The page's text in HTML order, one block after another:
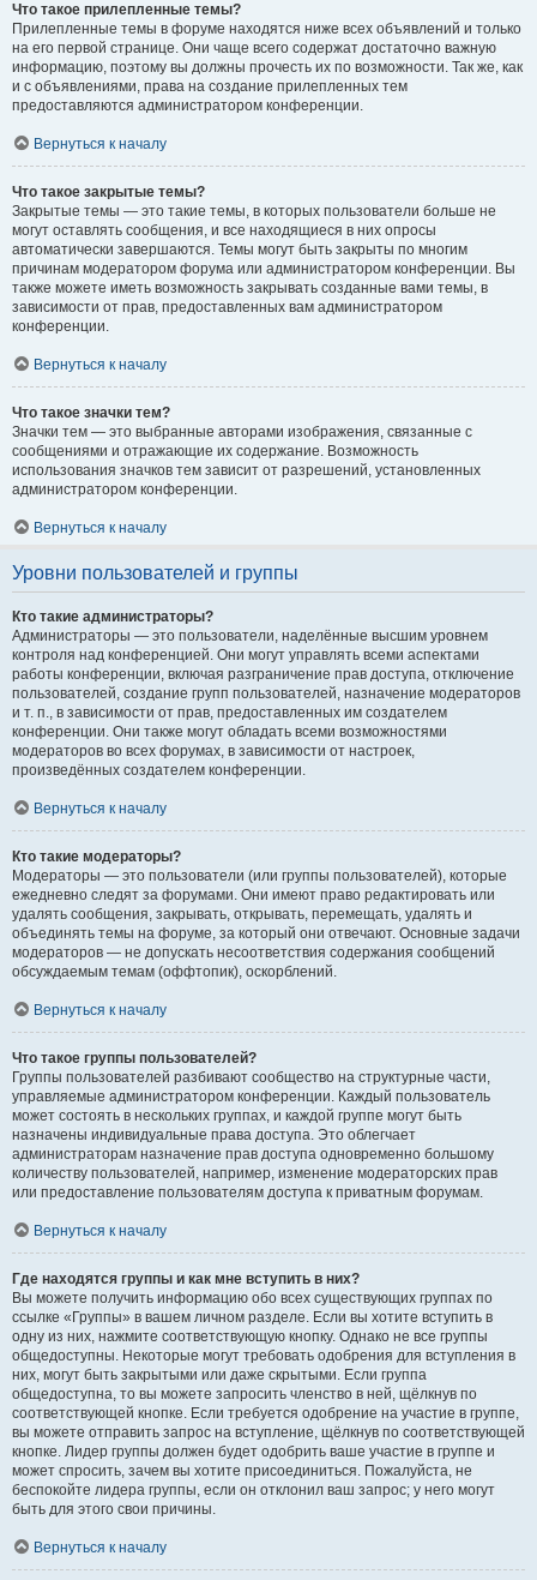
Что такое прилепленные темы?
Прилепленные темы в форуме находятся ниже всех объявлений и только
на его первой странице. Они чаще всего содержат достаточно важную
информацию, поэтому вы должны прочесть их по возможности. Так же, как
и с объявлениями, права на создание прилепленных тем
предоставляются администратором конференции.
Вернуться к началу
Что такое закрытые темы?
Закрытые темы — это такие темы, в которых пользователи больше не
могут оставлять сообщения, и все находящиеся в них опросы
автоматически завершаются. Темы могут быть закрыты по многим
причинам модератором форума или администратором конференции. Вы
также можете иметь возможность закрывать созданные вами темы, в
зависимости от прав, предоставленных вам администратором
конференции.
Вернуться к началу
Что такое значки тем?
Значки тем — это выбранные авторами изображения, связанные с
сообщениями и отражающие их содержание. Возможность
использования значков тем зависит от разрешений, установленных
администратором конференции.
Вернуться к началу
Уровни пользователей и группы
Кто такие администраторы?
Администраторы — это пользователи, наделённые высшим уровнем
контроля над конференцией. Они могут управлять всеми аспектами
работы конференции, включая разграничение прав доступа, отключение
пользователей, создание групп пользователей, назначение модераторов
и т. п., в зависимости от прав, предоставленных им создателем
конференции. Они также могут обладать всеми возможностями
модераторов во всех форумах, в зависимости от настроек,
произведённых создателем конференции.
Вернуться к началу
Кто такие модераторы?
Модераторы — это пользователи (или группы пользователей), которые
ежедневно следят за форумами. Они имеют право редактировать или
удалять сообщения, закрывать, открывать, перемещать, удалять и
объединять темы на форуме, за который они отвечают. Основные задачи
модераторов — не допускать несоответствия содержания сообщений
обсуждаемым темам (оффтопик), оскорблений.
Вернуться к началу
Что такое группы пользователей?
Группы пользователей разбивают сообщество на структурные части,
управляемые администратором конференции. Каждый пользователь
может состоять в нескольких группах, и каждой группе могут быть
назначены индивидуальные права доступа. Это облегчает
администраторам назначение прав доступа одновременно большому
количеству пользователей, например, изменение модераторских прав
или предоставление пользователям доступа к приватным форумам.
Вернуться к началу
Где находятся группы и как мне вступить в них?
Вы можете получить информацию обо всех существующих группах по
ссылке «Группы» в вашем личном разделе. Если вы хотите вступить в
одну из них, нажмите соответствующую кнопку. Однако не все группы
общедоступны. Некоторые могут требовать одобрения для вступления в
них, могут быть закрытыми или даже скрытыми. Если группа
общедоступна, то вы можете запросить членство в ней, щёлкнув по
соответствующей кнопке. Если требуется одобрение на участие в группе,
вы можете отправить запрос на вступление, щёлкнув по соответствующей
кнопке. Лидер группы должен будет одобрить ваше участие в группе и
может спросить, зачем вы хотите присоединиться. Пожалуйста, не
беспокойте лидера группы, если он отклонил ваш запрос; у него могут
быть для этого свои причины.
Вернуться к началу